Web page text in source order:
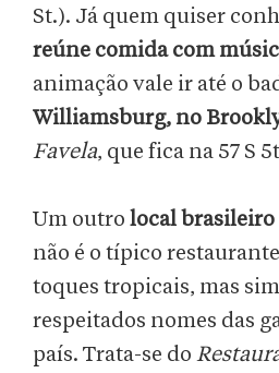
St.). Já quem quiser
reúne comida com
animação vale ir até o
Williamsburg, no
Favela, que fica na 57 S
Um outro local brasileiro
não é o típico
toques tropicais, mas
respeitados nomes das
país. Trata-se do